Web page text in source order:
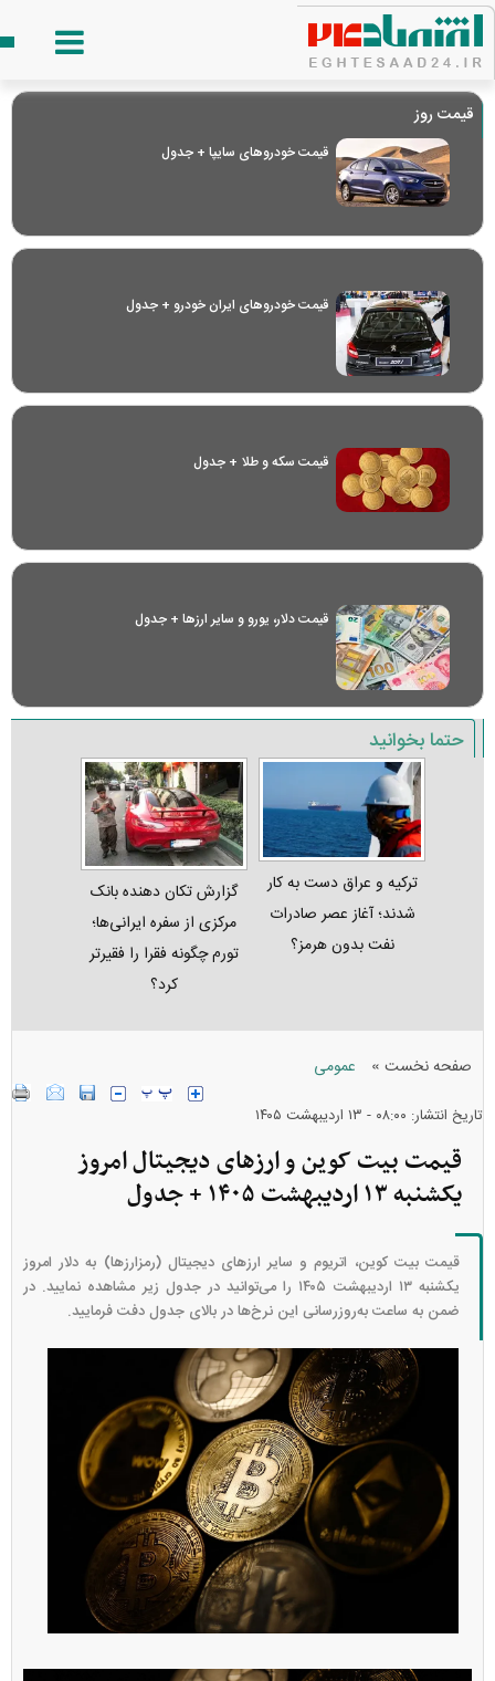
قیمت روز
قیمت خودرو‌های سایپا + جدول
قیمت خودرو‌های ایران خودرو + جدول
قیمت سکه و طلا + جدول
قیمت دلار، یورو و سایر ارز‌ها + جدول
حتما بخوانید
ترکیه و عراق دست به کار
شدند؛ آغاز عصر صادرات
نفت بدون هرمز؟
گزارش تکان‌ دهنده بانک
مرکزی از سفره ایرانی‌ها؛
تورم چگونه فقرا را فقیرتر
کرد؟
صفحه نخست » عمومی
تاریخ انتشار: ۰۸:۰۰ - ۱۳ ارديبهشت ۱۴۰۵
قیمت بیت کوین و ارز‌های دیجیتال امروز
یکشنبه ۱۳ اردیبهشت ۱۴۰۵ + جدول
قیمت بیت کوین، اتریوم و سایر ارز‌های دیجیتال (رمزارزها) به دلار امروز
یکشنبه ۱۳ اردیبهشت ۱۴۰۵ را می‌توانید در جدول زیر مشاهده نمایید. در
ضمن به ساعت به‌روز‌رسانی این نرخ‌ها در بالای جدول دفت فرمایید.